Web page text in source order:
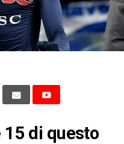
15 di questo